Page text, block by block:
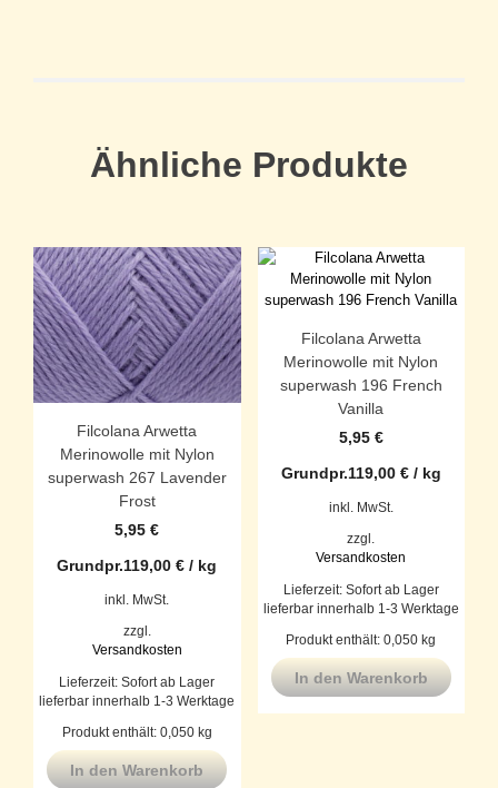
Ähnliche Produkte
Filcolana Arwetta
Merinowolle mit Nylon
superwash 267 Lavender
Frost
5,95€
Grundpr.119,00€ / kg
inkl. MwSt.
zzgl.
Versandkosten
Lieferzeit: Sofort ab Lager
lieferbar innerhalb 1-3 Werktage
Produkt enthält: 0,050 kg
In den Warenkorb
Filcolana Arwetta
Merinowolle mit Nylon
superwash 196 French
Vanilla
5,95 €
Grundpr.119,00 €/ kg
inkl. MwSt.
zzgl.
Versandkosten
Lieferzeit: Sofort ab Lager
lieferbar innerhalb 1-3 Werktage
Produkt enthält: 0,050kg
In den Warenkorb